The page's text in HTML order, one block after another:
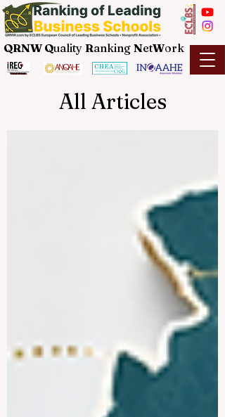
QRNW Quality Ranking NetWork
All Articles